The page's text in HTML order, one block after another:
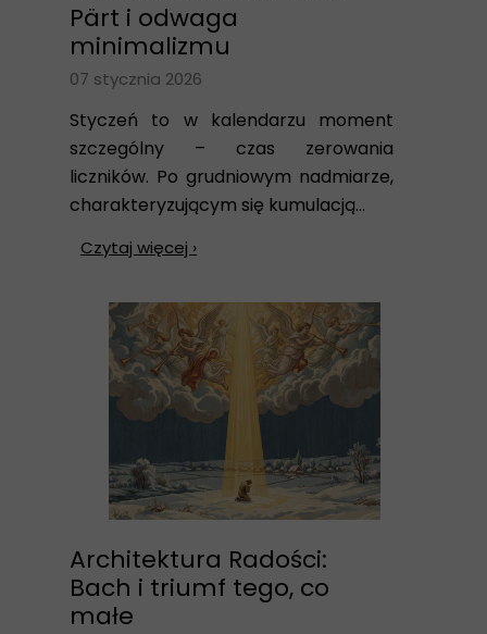
Pärt i odwaga
minimalizmu
07 stycznia 2026
Styczeń to w kalendarzu moment
szczególny – czas zerowania
liczników. Po grudniowym nadmiarze,
charakteryzującym się kumulacją...
Czytaj więcej ›
Architektura Radości:
Bach i triumf tego, co
małe